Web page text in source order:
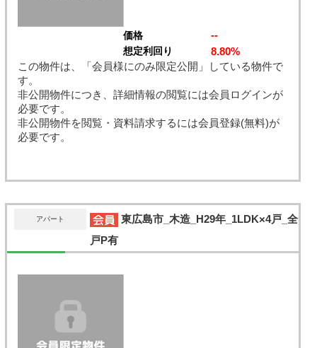
価格 --
想定利回り
8.80%
この物件は、「会員様にのみ限定公開」している物件で
す。
非公開物件につき、詳細情報の閲覧には会員ログインが
必要です。
非公開物件を閲覧・資料請求するには会員登録(無料)が
必要です。
アパート
東広島市_木造_H29年_1LDK×4戸_全
戸P有